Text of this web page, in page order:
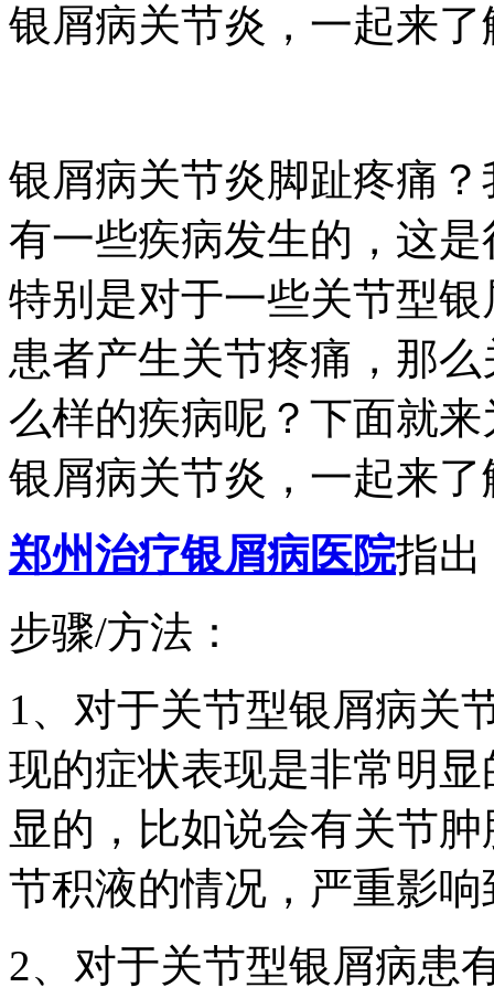
银屑病关节炎，一起来
银屑病关节炎脚趾疼痛
有一些疾病发生的，这
特别是对于一些关节型
患者产生关节疼痛，那
么样的疾病呢？下面就
银屑病关节炎，一起来
郑州治疗银屑病医院指出
步骤/方法：
1、对于关节型银屑病关
现的症状表现是非常明
显的，比如说会有关节
节积液的情况，严重影
2、对于关节型银屑病患